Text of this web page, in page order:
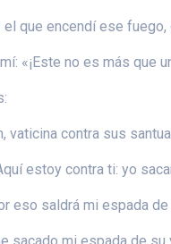
que encendí ese fuego,
«¡Este no es más que
vaticina contra sus
estoy contra ti: yo
eso saldrá mi espada